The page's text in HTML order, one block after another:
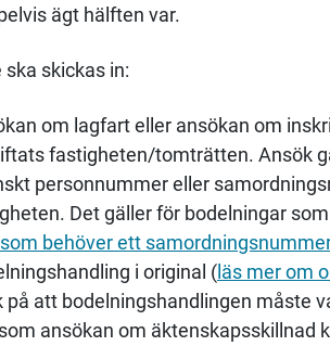
ägt hälften var.
ska skickas in:
om lagfart eller ansökan om
fastigheten/tomträtten. Ansök
personnummer eller
Det gäller för bodelningar
behöver ett
i original (läs mer om
på att bodelningshandlingen måste
ansökan om äktenskapsskillnad